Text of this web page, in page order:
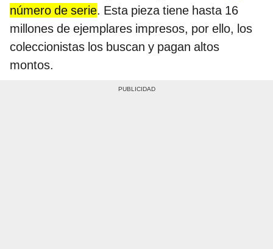
número de serie. Esta pieza tiene hasta 16
millones de ejemplares impresos, por ello, los
coleccionistas los buscan y pagan altos
montos.